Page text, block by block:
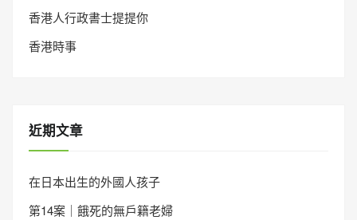
香港人行政書士提提你
香港時事
近期文章
在日本出生的外國人孩子
第14案｜餓死的無戶籍老婦